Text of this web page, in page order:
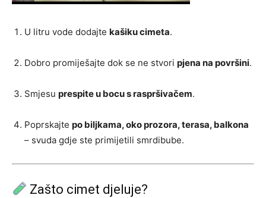
U litru vode dodajte kašiku cimeta.
Dobro promiješajte dok se ne stvori pjena na površini.
Smjesu prespite u bocu s raspršivačem.
Poprskajte po biljkama, oko prozora, terasa, balkona
– svuda gdje ste primijetili smrdibube.
Zašto cimet djeluje?